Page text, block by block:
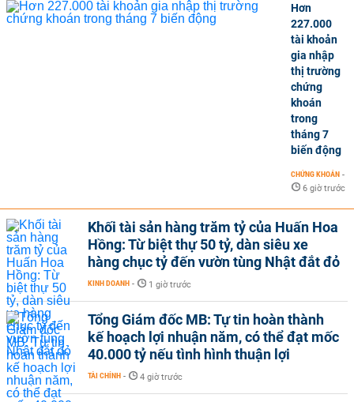
Hơn
227.000
tài khoản
gia nhập
thị trường
chứng
khoán
trong
tháng 7
biến động
CHỨNG KHOÁN -
6 giờ trước
Khối tài sản hàng trăm tỷ của Huấn Hoa
Hồng: Từ biệt thự 50 tỷ, dàn siêu xe
hàng chục tỷ đến vườn tùng Nhật đắt đỏ
KINH DOANH - 1 giờ trước
Tổng Giám đốc MB: Tự tin hoàn thành
kế hoạch lợi nhuận năm, có thể đạt mốc
40.000 tỷ nếu tình hình thuận lợi
TÀI CHÍNH - 4 giờ trước